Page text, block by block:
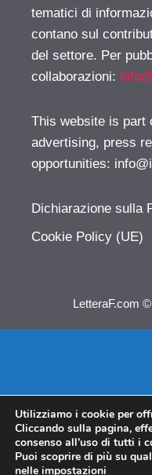
tematici di
contano sul
del settore. Per
collaborazioni:
This website is part
advertising, press
opportunities:
Dichiarazione sulla
Cookie Policy (UE)
LetteraF.com
Utilizziamo i cookie per
Cliccando sulla pagina,
consenso all’uso di tutti i
Puoi scoprire di più su
nelle impostazioni